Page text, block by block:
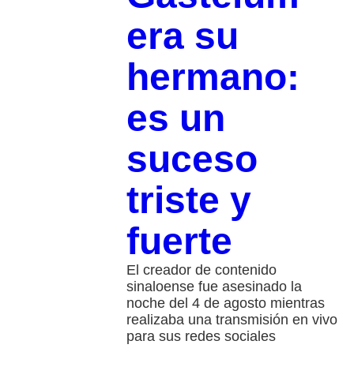
era su
hermano:
es un
suceso
triste y
fuerte
El creador de contenido
sinaloense fue asesinado la
noche del 4 de agosto mientras
realizaba una transmisión en vivo
para sus redes sociales